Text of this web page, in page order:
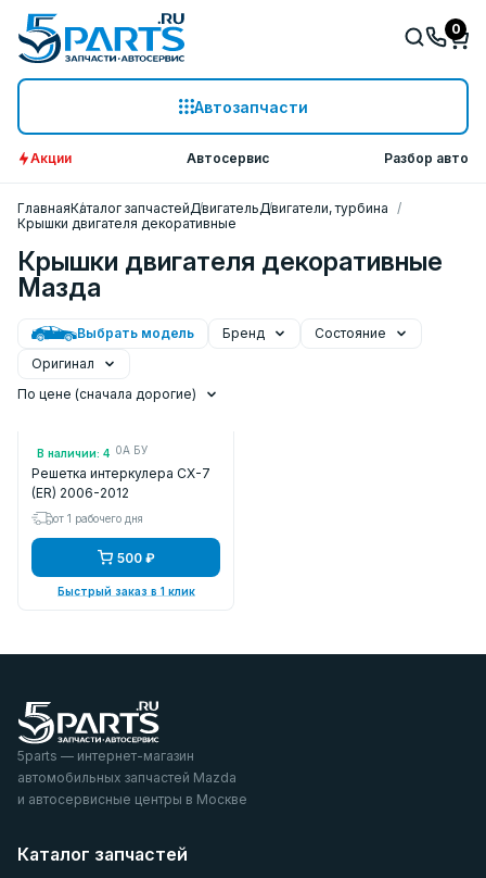
Автозапчасти
0
Акции Автосервис Разбор авто
ГлавнаяКаталог запчастейДвигательДвигатели, турбина
Крышки двигателя декоративные
Крышки двигателя декоративные
Мазда
Выбрать модель Бренд
Состояние
Оригинал
По цене (сначала дорогие)
В наличии: 4
Арт.: L33E207B0A БУ
Решетка интеркулера CX-7
(ER) 2006-2012
от 1 рабочего дня
500 ₽
Быстрый заказ в 1 клик
5parts — интернет-магазин
автомобильных запчастей Mazda
и автосервисные центры в Москве
Каталог запчастей